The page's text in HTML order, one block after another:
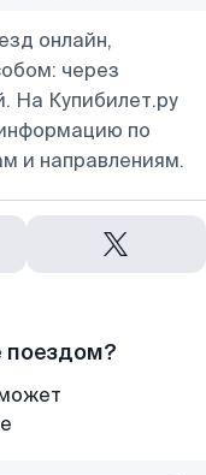
онлайн,
через
На Купибилет.ру
по
и направлениям.
поездом?